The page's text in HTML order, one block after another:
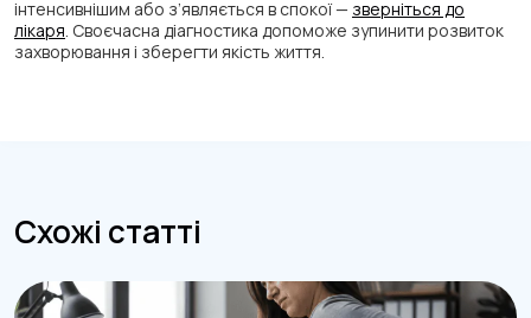
інтенсивнішим або з’являється в спокої — зверніться до
лікаря . Своєчасна діагностика допоможе зупинити розвиток
захворювання і зберегти якість життя.
Схожі статті